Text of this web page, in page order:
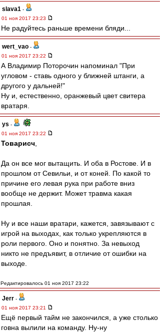
slava1 -
01 ноя 2017 23:23
Не радуйтесь раньше времени бляди...
wert_vao -
01 ноя 2017 23:22
А Владимир Поторочин напоминал "При
угловом - ставь одного у ближней штанги, а
другого у дальней!"
Ну и, естественно, оранжевый цвет свитера
вратаря.
ys -
01 ноя 2017 23:22
Товарисч
Да он все мог вытащить. И оба в Ростове. И в
прошлом от Севильи, и от коней. По какой то
причине его левая рука при работе вниз
вообще не держит. Может травма какая
прошлая.
Ну и все наши вратари, кажется, завязывают с
игрой на выходах, как только укрепляются в
роли первого. Оно и понятно. За невыход
никто не предъявит, в отличие от ошибки на
выходе.
Редактировалось 01 ноя 2017 23:22
Jerr -
01 ноя 2017 23:21
Ещё первый тайм не закончился, а уже столько
говна вылили на команду. Ну-ну